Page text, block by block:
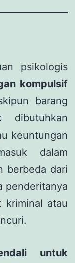
psikologis
kompulsif
barang
dibutuhkan
keuntungan
dalam
berbeda dari
penderitanya
kriminal atau
untuk